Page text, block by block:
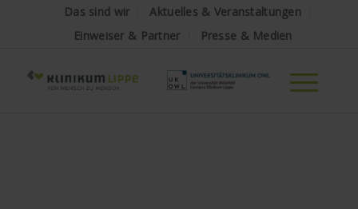
Das sind wir
Aktuelles & Veranstaltungen
Einweiser & Partner
Presse & Medien